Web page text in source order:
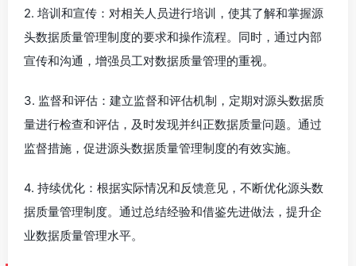
2. 培训和宣传：对相关人员进行培训，使其了解和掌握源
头数据质量管理制度的要求和操作流程。同时，通过内部
宣传和沟通，增强员工对数据质量管理的重视。
3. 监督和评估：建立监督和评估机制，定期对源头数据质
量进行检查和评估，及时发现并纠正数据质量问题。通过
监督措施，促进源头数据质量管理制度的有效实施。
4. 持续优化：根据实际情况和反馈意见，不断优化源头数
据质量管理制度。通过总结经验和借鉴先进做法，提升企
业数据质量管理水平。